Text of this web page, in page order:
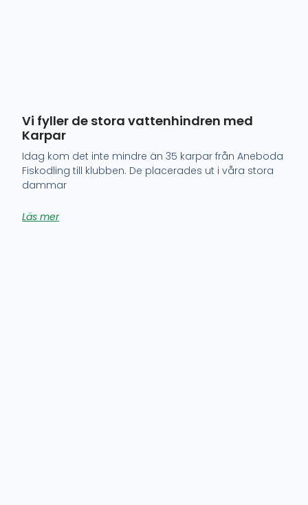
Vi fyller de stora vattenhindren med
Karpar
Idag kom det inte mindre än 35 karpar från Aneboda
Fiskodling till klubben. De placerades ut i våra stora
dammar
Läs mer